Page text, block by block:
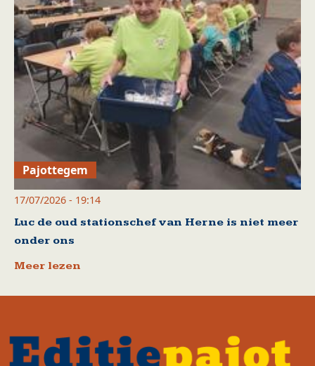
Pajottegem
17/07/2026 - 19:14
Luc de oud stationschef van Herne is niet meer
onder ons
Meer lezen